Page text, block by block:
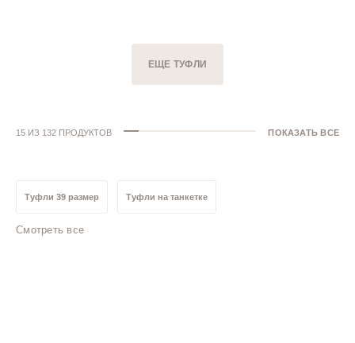
ЕЩЕ ТУФЛИ
15 ИЗ 132 ПРОДУКТОВ ПОКАЗАТЬ ВСЕ
Туфли 39 размер Туфли на танкетке
Смотреть все